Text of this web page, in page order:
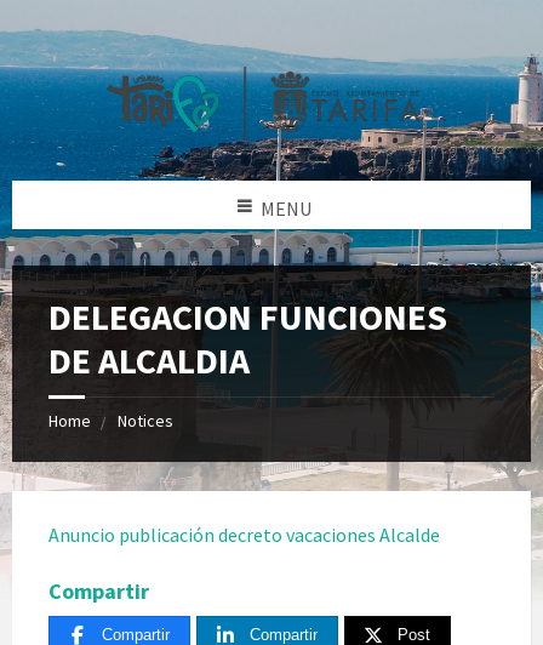
MENU
DELEGACION FUNCIONES
DE ALCALDIA
Home Notices
Anuncio publicación decreto vacaciones Alcalde
Compartir
Compartir Compartir Post